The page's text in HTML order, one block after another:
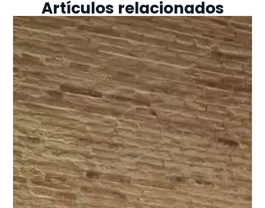
Artículos relacionados